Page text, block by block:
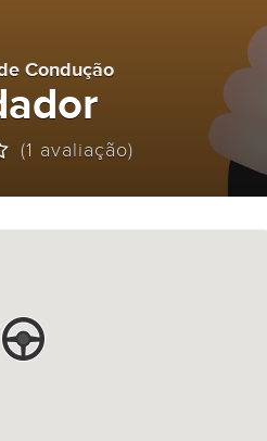
Condução
(1 avaliação)